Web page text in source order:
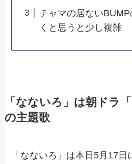
チャマの居ない
くと思うと少し複雑
「なないろ」は朝ドラ
の主題歌
「なないろ」は本日5月17